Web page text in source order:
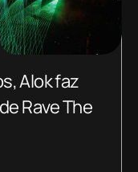
Alok faz
Rave The